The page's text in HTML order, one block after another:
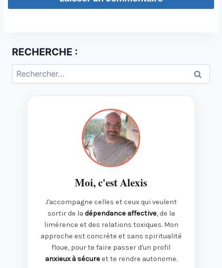
RECHERCHE :
Rechercher :
Moi, c'est Alexis
J'accompagne celles et ceux qui veulent
sortir de la dépendance affective, de la
limérence et des relations toxiques. Mon
approche est concrète et sans spiritualité
floue, pour te faire passer d'un profil
anxieux à sécureet te rendre autonome.